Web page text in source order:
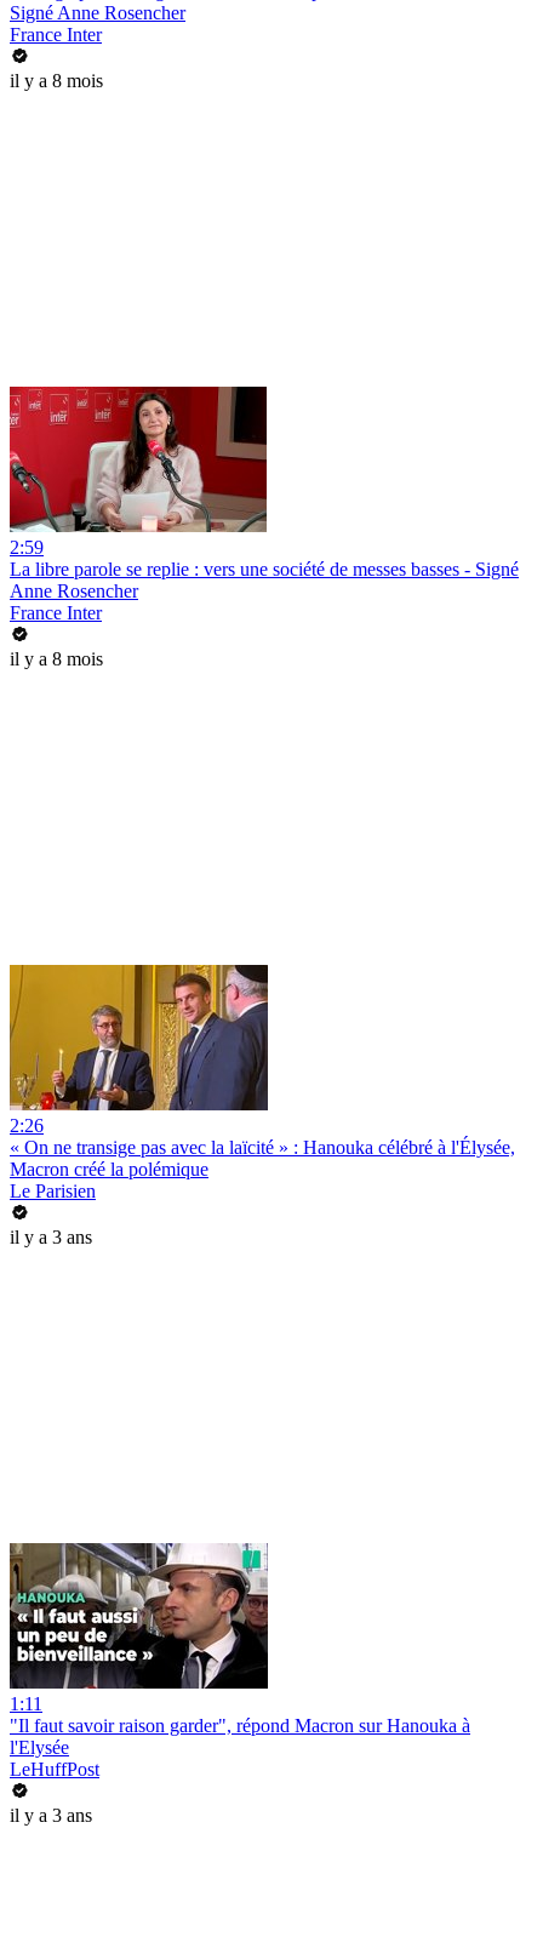
Signé Anne Rosencher
France Inter
il y a 8 mois
2:59
La libre parole se replie : vers une société de messes basses - Signé
Anne Rosencher
France Inter
il y a 8 mois
2:26
« On ne transige pas avec la laïcité » : Hanouka célébré à l'Élysée,
Macron créé la polémique
Le Parisien
il y a 3 ans
1:11
"Il faut savoir raison garder", répond Macron sur Hanouka à
l'Elysée
LeHuffPost
il y a 3 ans